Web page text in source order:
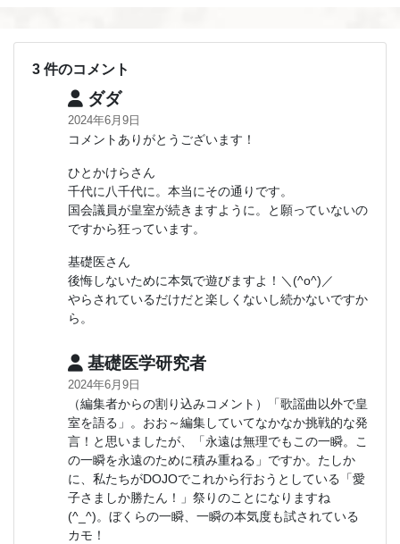
3 件のコメント
ダダ
2024年6月9日
コメントありがとうございます！
ひとかけらさん
千代に八千代に。本当にその通りです。
国会議員が皇室が続きますように。と願っていないの
ですから狂っています。
基礎医さん
後悔しないために本気で遊びますよ！＼(^o^)／
やらされているだけだと楽しくないし続かないですか
ら。
基礎医学研究者
2024年6月9日
（編集者からの割り込みコメント）「歌謡曲以外で皇
室を語る」。おお～編集していてなかなか挑戦的な発
言！と思いましたが、「永遠は無理でもこの一瞬。こ
の一瞬を永遠のために積み重ねる」ですか。たしか
に、私たちがDOJOでこれから行おうとしている「愛
子さましか勝たん！」祭りのことになりますね
(^_^)。ぼくらの一瞬、一瞬の本気度も試されている
カモ！